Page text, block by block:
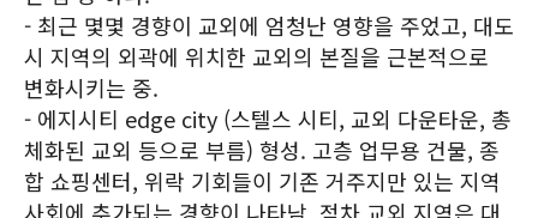
- 최근 몇몇 경향이 교외에 엄청난 영향을 주었고, 대도
시 지역의 외곽에 위치한 교외의 본질을 근본적으로
변화시키는 중.
- 에지시티 edge city (스텔스 시티, 교외 다운타운, 총
체화된 교외 등으로 부름) 형성. 고층 업무용 건물, 종
합 쇼핑센터, 위락 기회들이 기존 거주지만 있는 지역